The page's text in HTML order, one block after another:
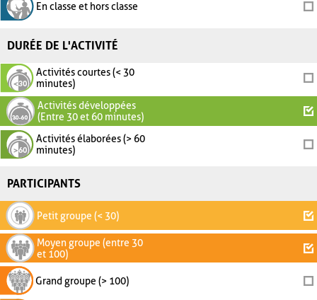
En classe et hors classe
DURÉE DE L'ACTIVITÉ
Activités courtes (< 30
minutes)
Activités développées
(Entre 30 et 60 minutes)
Activités élaborées (> 60
minutes)
PARTICIPANTS
Petit groupe (< 30)
Moyen groupe (entre 30
et 100)
Grand groupe (> 100)